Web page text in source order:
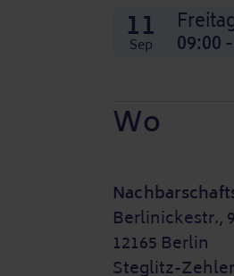
11
Sep 09:00
Wo
Berlinickestr., 9
12165 Berlin
Steglitz-